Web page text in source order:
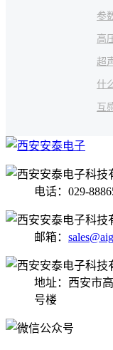
参
高
超
什
互
电话：029-
邮箱：
地址：西安市
号楼